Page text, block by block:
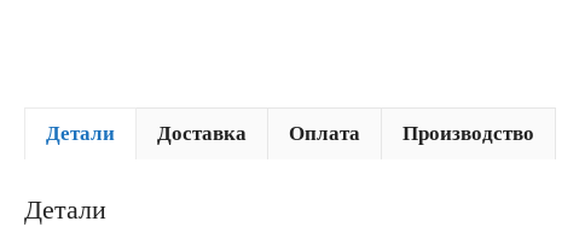
Детали Доставка Оплата Производство
Детали